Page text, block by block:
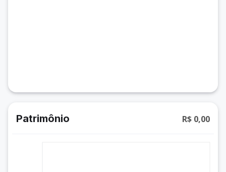
Patrimônio R$ 0,00